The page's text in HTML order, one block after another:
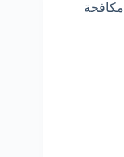
مكافحة